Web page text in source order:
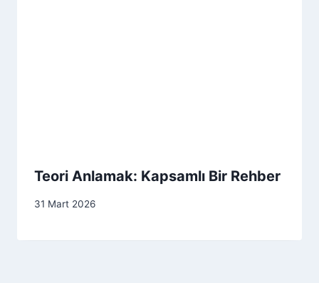
Teori Anlamak: Kapsamlı Bir Rehber
31 Mart 2026